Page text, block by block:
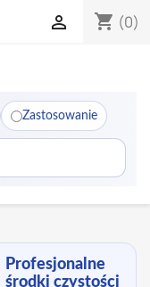
shopping_cart (0)

Zastosowanie
Profesjonalne
środki czystości